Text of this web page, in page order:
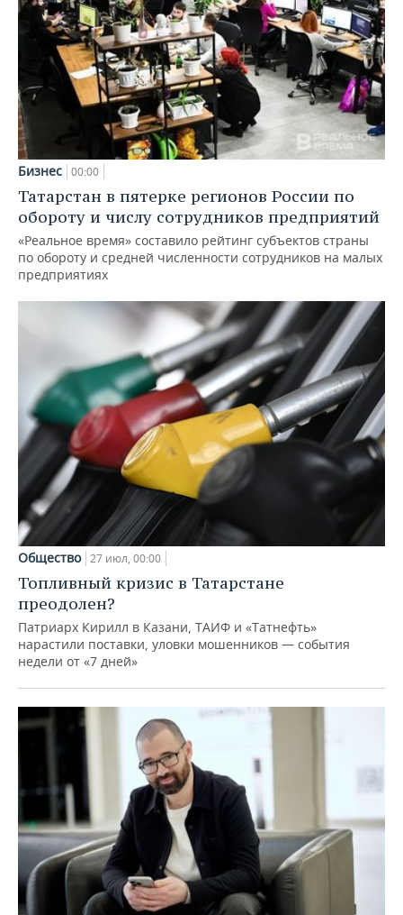
Бизнес 00:00
Татарстан в пятерке регионов России по
обороту и числу сотрудников предприятий
«Реальное время» составило рейтинг субъектов страны
по обороту и средней численности сотрудников на малых
предприятиях
Общество 27 июл, 00:00
Топливный кризис в Татарстане
преодолен?
Патриарх Кирилл в Казани, ТАИФ и «Татнефть»
нарастили поставки, уловки мошенников — события
недели от «7 дней»